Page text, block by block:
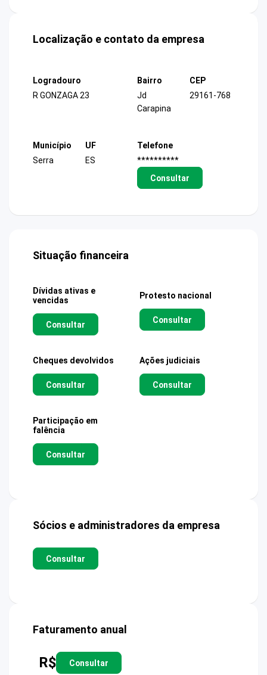
Localização e contato da empresa
Logradouro
R GONZAGA 23
Bairro
Jd
Carapina
CEP
29161-768
Município
Serra
UF
ES
Telefone
**********
Consultar
Situação financeira
Dívidas ativas e
vencidas
Consultar
Protesto nacional
Consultar
Cheques devolvidos
Consultar
Ações judiciais
Consultar
Participação em
falência
Consultar
Sócios e administradores da empresa
Consultar
Faturamento anual
R$ Consultar